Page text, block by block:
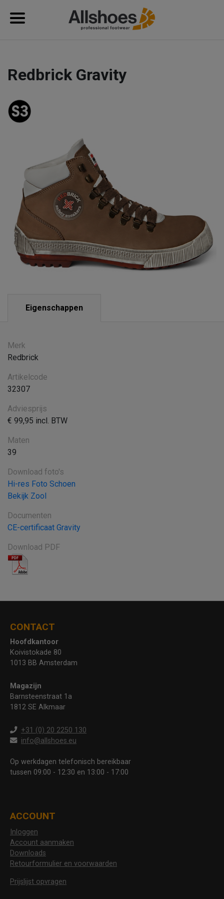
Redbrick Gravity
Eigenschappen
Merk
Redbrick
Artikelcode
32307
Adviesprijs
€ 99,95 incl. BTW
Maten
39
Download foto's
Hi-res Foto Schoen
Bekijk Zool
Documenten
CE-certificaat Gravity
Download PDF
CONTACT
Hoofdkantoor
Koivistokade 80
1013 BB Amsterdam
Magazijn
Barnsteenstraat 1a
1812 SE Alkmaar
+31 (0) 20 2250 130
info@allshoes.eu
Op werkdagen telefonisch bereikbaar
tussen 09:00 - 12:30 en 13:00 - 17:00
ACCOUNT
Inloggen
Account aanmaken
Downloads
Retourformulier en voorwaarden
Prijslijst opvragen